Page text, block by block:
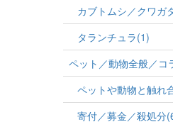
カブトムシ／クワガ
タランチュラ(1)
ペット／動物全般／コ
ペットや動物と触れ
寄付／募金／殺処分